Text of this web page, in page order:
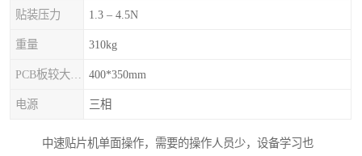
贴装压力 1.3 – 4.5N
重量 310kg
400*350mm
电源 三相
中速贴片机单面操作，需要的操作人员少，设备学习也